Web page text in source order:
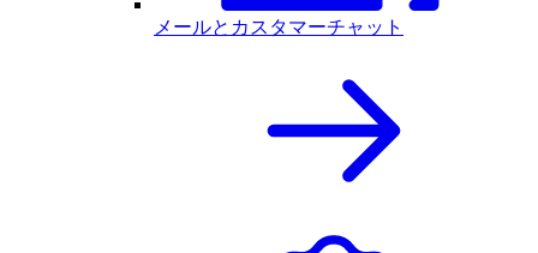
メールとカスタマーチャット